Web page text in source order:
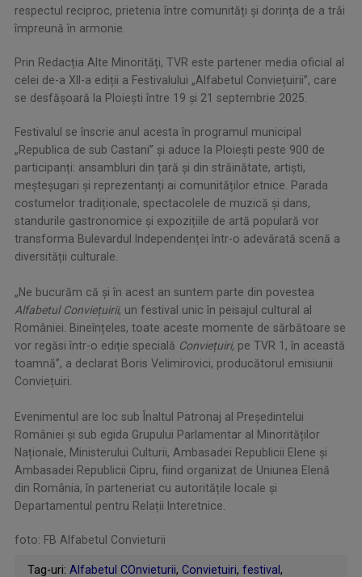
respectul reciproc, prietenia între comunități și dorința de a trăi
împreună în armonie.
Prin Redacția Alte Minorități, TVR este partener media oficial al
celei de-a XII-a ediții a Festivalului „Alfabetul Conviețuirii”, care
se desfășoară la Ploiești între 19 și 21 septembrie 2025.
Festivalul se înscrie anul acesta în programul municipal
„Republica de sub Castani” și aduce la Ploiești peste 900 de
participanți: ansambluri din țară și din străinătate, artiști,
meșteșugari și reprezentanți ai comunităților etnice. Parada
costumelor tradiționale, spectacolele de muzică și dans,
standurile gastronomice și expozițiile de artă populară vor
transforma Bulevardul Independenței într-o adevărată scenă a
diversității culturale.
„Ne bucurăm că și în acest an suntem parte din povestea
Alfabetul Conviețuirii, un festival unic în peisajul cultural al
României. Bineînțeles, toate aceste momente de sărbătoare se
vor regăsi într-o ediție specială Conviețuiri, pe TVR 1, în această
toamnă”, a declarat Boris Velimirovici, producătorul emisiunii
Conviețuiri.
Evenimentul are loc sub Înaltul Patronaj al Președintelui
României și sub egida Grupului Parlamentar al Minorităților
Naționale, Ministerului Culturii, Ambasadei Republicii Elene și
Ambasadei Republicii Cipru, fiind organizat de Uniunea Elenă
din România, în parteneriat cu autoritățile locale și
Departamentul pentru Relații Interetnice.
foto: FB Alfabetul Convieturii
Tag-uri: Alfabetul COnvieturii, Convietuiri, festival ,